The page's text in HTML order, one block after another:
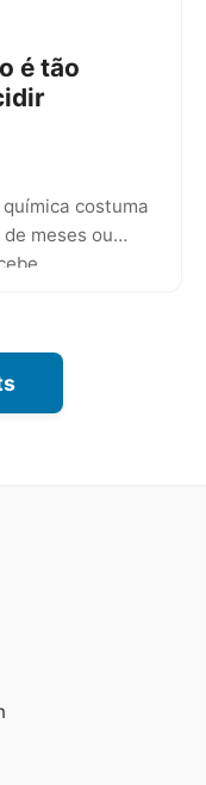
é tão
costuma
meses ou